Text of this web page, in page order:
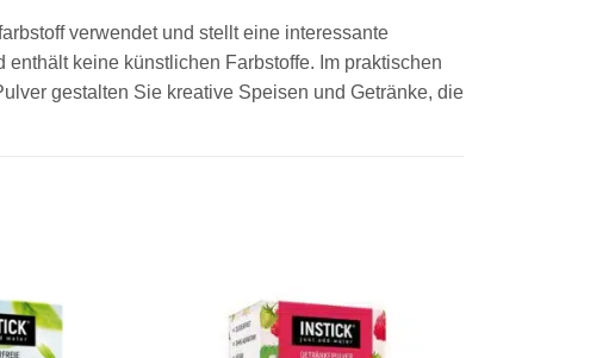
verwendet und stellt eine interessante
keine künstlichen Farbstoffe. Im praktischen
gestalten Sie kreative Speisen und Getränke, die